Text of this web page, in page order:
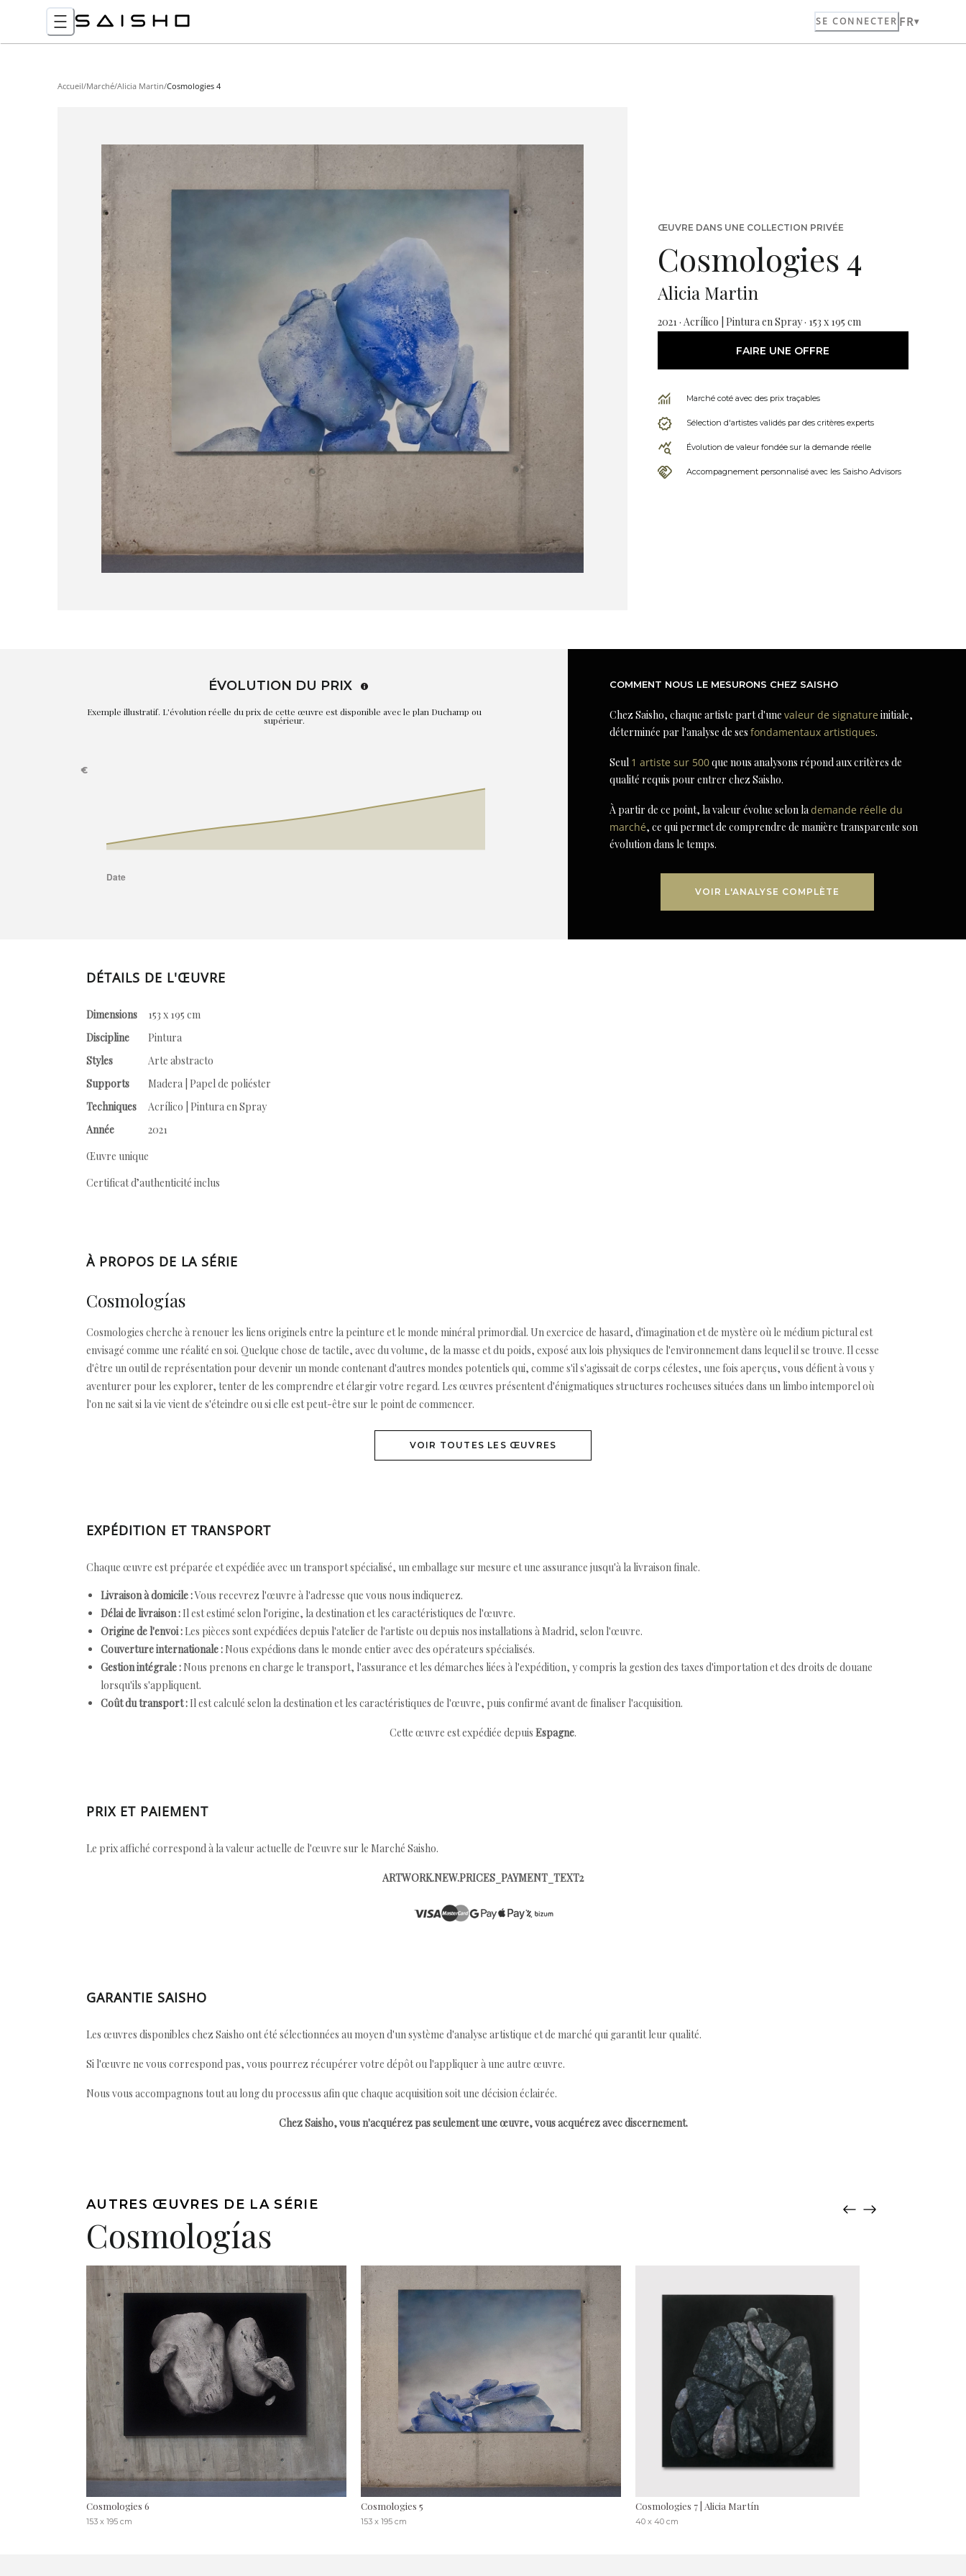
SE CONNECTER FR
Accueil/Marché/Alicia Martin/Cosmologies 4
ŒUVRE DANS UNE COLLECTION PRIVÉE
Cosmologies 4
Alicia Martin
2021 · Acrílico | Pintura en Spray · 153 x 195 cm
FAIRE UNE OFFRE
Marché coté avec des prix traçables
Sélection d'artistes validés par des critères experts
Évolution de valeur fondée sur la demande réelle
Accompagnement personnalisé avec les Saisho Advisors
ÉVOLUTION DU PRIX
Exemple illustratif. L'évolution réelle du prix de cette œuvre est disponible avec le plan Duchamp ou
supérieur.
COMMENT NOUS LE MESURONS CHEZ SAISHO
Chez Saisho, chaque artiste part d'unevaleur de signature initiale,
déterminée par l'analyse de sesfondamentaux artistiques.
Seul 1 artiste sur 500que nous analysons répond aux critères de
qualité requis pour entrer chez Saisho.
À partir de ce point, la valeur évolue selon lademande réelle du
marché, ce qui permet de comprendre de manière transparente son
évolution dans le temps.
VOIR L'ANALYSE COMPLÈTE
DÉTAILS DE L'ŒUVRE
Dimensions
153 x 195 cm
Discipline
Pintura
Styles
Arte abstracto
Supports
Madera | Papel de poliéster
Techniques
Acrílico | Pintura en Spray
Année
2021
Œuvre unique
Certificat d’authenticité inclus
À PROPOS DE LA SÉRIE
Cosmologías
Cosmologies cherche à renouer les liens originels entre la peinture et le monde minéral primordial. Un exercice de hasard, d'imagination et de mystère où le médium pictural est
envisagé comme une réalité en soi. Quelque chose de tactile, avec du volume, de la masse et du poids, exposé aux lois physiques de l'environnement dans lequel il se trouve. Il cesse
d'être un outil de représentation pour devenir un monde contenant d'autres mondes potentiels qui, comme s'il s'agissait de corps célestes, une fois aperçus, vous défient à vous y
aventurer pour les explorer, tenter de les comprendre et élargir votre regard. Les œuvres présentent d'énigmatiques structures rocheuses situées dans un limbo intemporel où
l'on ne sait si la vie vient de s'éteindre ou si elle est peut-être sur le point de commencer.
VOIR TOUTES LES ŒUVRES
EXPÉDITION ET TRANSPORT
Chaque œuvre est préparée et expédiée avec un transport spécialisé, un emballage sur mesure et une assurance jusqu'à la livraison finale.
Livraison à domicile :Vous recevrez l'œuvre à l'adresse que vous nous indiquerez.
Délai de livraison : Il est estimé selon l'origine, la destination et les caractéristiques de l'œuvre.
Origine de l'envoi : Les pièces sont expédiées depuis l'atelier de l'artiste ou depuis nos installations à Madrid, selon l'œuvre.
Couverture internationale : Nous expédions dans le monde entier avec des opérateurs spécialisés.
Gestion intégrale : Nous prenons en charge le transport, l'assurance et les démarches liées à l'expédition, y compris la gestion des taxes d'importation et des droits de douane
lorsqu'ils s'appliquent.
Coût du transport : Il est calculé selon la destination et les caractéristiques de l'œuvre, puis confirmé avant de finaliser l'acquisition.
Cette œuvre est expédiée depuis Espagne.
PRIX ET PAIEMENT
Le prix affiché correspond à la valeur actuelle de l'œuvre sur le Marché Saisho.
ARTWORK.NEW.PRICES_PAYMENT_TEXT2
GARANTIE SAISHO
Les œuvres disponibles chez Saisho ont été sélectionnées au moyen d'un système d'analyse artistique et de marché qui garantit leur qualité.
Si l'œuvre ne vous correspond pas, vous pourrez récupérer votre dépôt ou l'appliquer à une autre œuvre.
Nous vous accompagnons tout au long du processus afin que chaque acquisition soit une décision éclairée.
Chez Saisho, vous n'acquérez pas seulement une œuvre, vous acquérez avec discernement.
AUTRES ŒUVRES DE LA SÉRIE
Cosmologías
Cosmologies 6
153 x 195 cm
Cosmologies 5
153 x 195 cm
Cosmologies 7 | Alicia Martín
40 x 40 cm